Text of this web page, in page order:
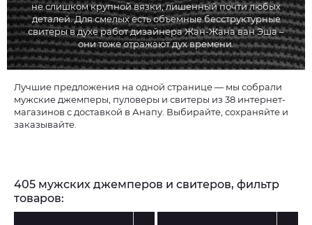
не слишком крупной вязки, лишенный почти любых
деталей. Для смелых есть объемные бесструктурные
свитеры в духе работ дизайнера Жан-Жана ван Эша –
они тоже отражают дух времени.
Лучшие предложения на одной странице — мы собрали
мужские джемперы, пуловеры и свитеры из 38 интернет-
магазинов с доставкой в Анапу. Выбирайте, сохраняйте и
заказывайте.
405 мужских джемперов и свитеров, фильтр
товаров: